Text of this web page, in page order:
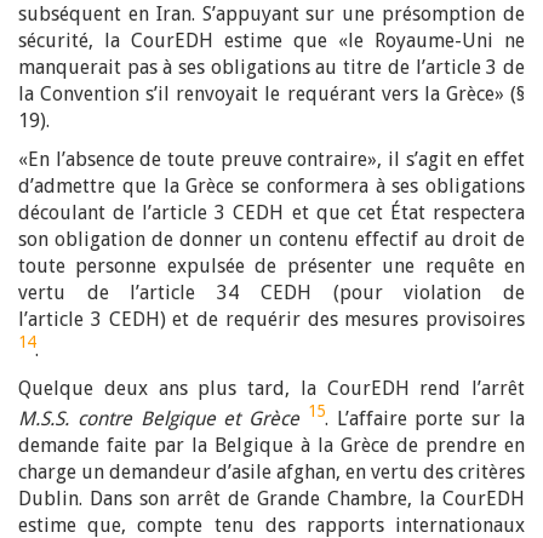
subséquent en Iran. S’appuyant sur une présomption de
sécurité, la CourEDH estime que «le Royaume-Uni ne
manquerait pas à ses obligations au titre de l’article 3 de
la Convention s’il renvoyait le requérant vers la Grèce» (§
19).
«En l’absence de toute preuve contraire», il s’agit en effet
d’admettre que la Grèce se conformera à ses obligations
découlant de l’article 3 CEDH et que cet État respectera
son obligation de donner un contenu effectif au droit de
toute personne expulsée de présenter une requête en
vertu de l’article 34 CEDH (pour violation de
l’article 3 CEDH) et de requérir des mesures provisoires
14.
Quelque deux ans plus tard, la CourEDH rend l’arrêt
M.S.S. contre Belgique et Grèce 15. L’affaire porte sur la
demande faite par la Belgique à la Grèce de prendre en
charge un demandeur d’asile afghan, en vertu des critères
Dublin. Dans son arrêt de Grande Chambre, la CourEDH
estime que, compte tenu des rapports internationaux